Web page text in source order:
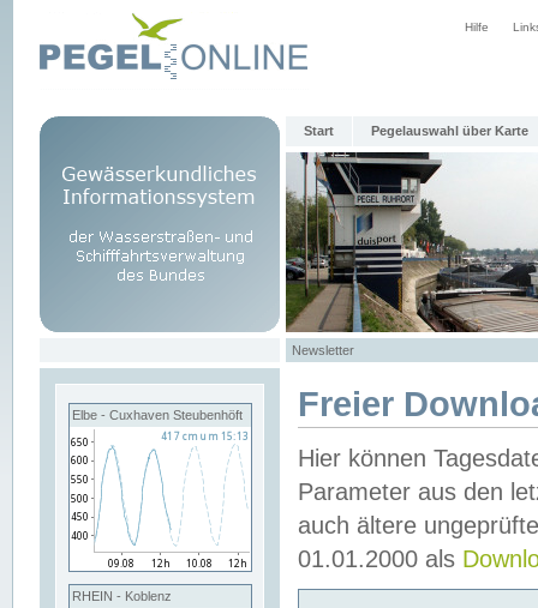
Hilfe
Start Pegelauswahl über Karte
Newsletter
Elbe - Cuxhaven Steubenhöft
RHEIN - Koblenz
Freier
Hier können
Parameter aus den
auch ältere
01.01.2000 als